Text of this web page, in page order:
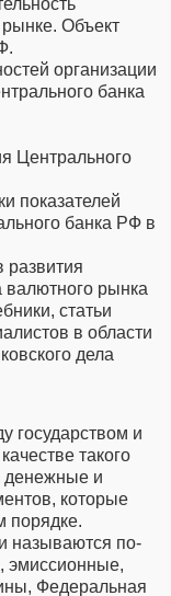
Объект
организации
банка
Центрального
показателей
банка РФ в
развития
валютного рынка
статьи
в области
дела
государством и
такого
денежные и
которые
порядке.
называются по-
эмиссионные,
Федеральная